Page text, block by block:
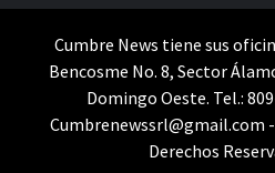
Cumbre News tiene sus
Bencosme No. 8, Sector
Domingo Oeste. Tel.:
Cumbrenewssrl@gmail.com
Derechos